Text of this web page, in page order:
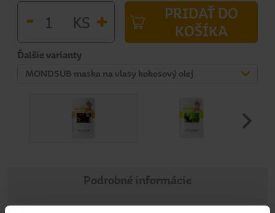
- KS +
PRIDAŤ DO
KOŠÍKA
Ďalšie varianty
MONDSUB maska na vlasy kokosový olej
Podrobné informácie